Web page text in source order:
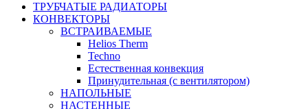
ТРУБЧАТЫЕ РАДИАТОРЫ
КОНВЕКТОРЫ
ВСТРАИВАЕМЫЕ
Helios Therm
Techno
Естественная конвекция
Принудительная (с вентилятором)
НАПОЛЬНЫЕ
НАСТЕННЫЕ